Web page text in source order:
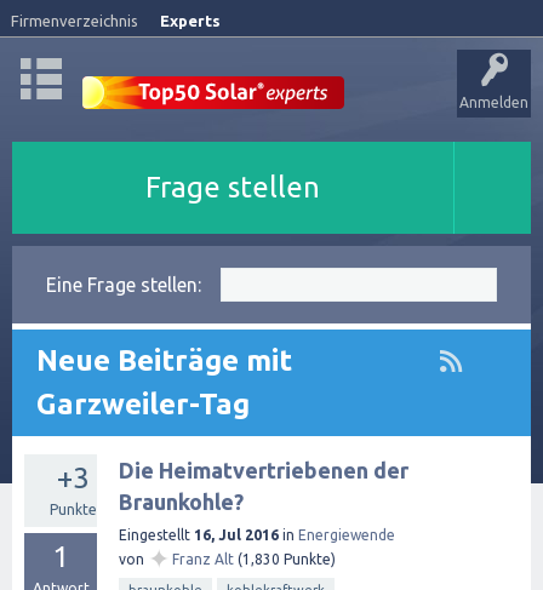
Firmenverzeichnis Experts
Anmelden
Frage stellen
Eine Frage stellen:
Neue Beiträge mit
Garzweiler-Tag
+3
Punkte
1
Die Heimatvertriebenen der
Braunkohle?
Eingestellt 16, Jul 2016 in Energiewende
von ✦ Franz Alt (1,830 Punkte)